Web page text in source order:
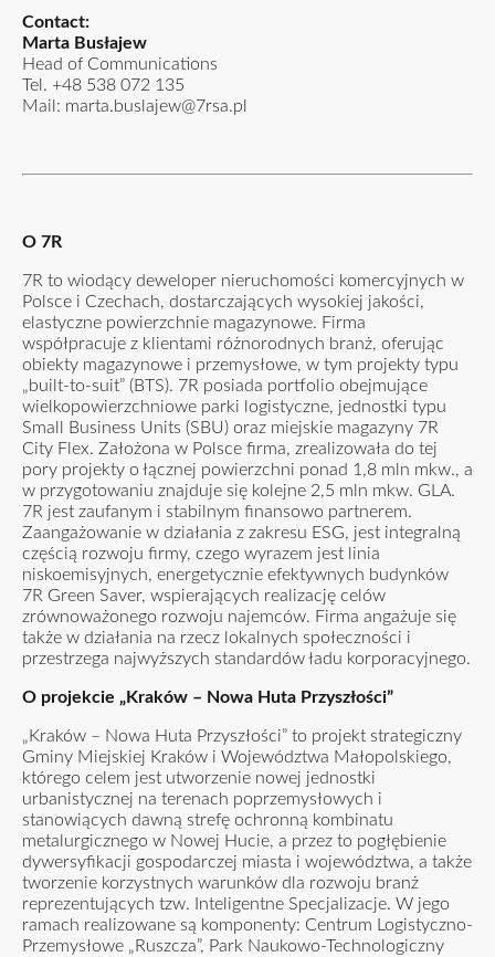
Contact:
Marta Busłajew
Head of Communications
Tel. +48 538 072 135
Mail: marta.buslajew@7rsa.pl
O 7R
7R to wiodący deweloper nieruchomości komercyjnych w
Polsce i Czechach, dostarczających wysokiej jakości,
elastyczne powierzchnie magazynowe. Firma
współpracuje z klientami różnorodnych branż, oferując
obiekty magazynowe i przemysłowe, w tym projekty typu
„built-to-suit” (BTS). 7R posiada portfolio obejmujące
wielkopowierzchniowe parki logistyczne, jednostki typu
Small Business Units (SBU) oraz miejskie magazyny 7R
City Flex. Założona w Polsce firma, zrealizowała do tej
pory projekty o łącznej powierzchni ponad 1,8 mln mkw., a
w przygotowaniu znajduje się kolejne 2,5 mln mkw. GLA.
7R jest zaufanym i stabilnym finansowo partnerem.
Zaangażowanie w działania z zakresu ESG, jest integralną
częścią rozwoju firmy, czego wyrazem jest linia
niskoemisyjnych, energetycznie efektywnych budynków
7R Green Saver, wspierających realizację celów
zrównoważonego rozwoju najemców. Firma angażuje się
także w działania na rzecz lokalnych społeczności i
przestrzega najwyższych standardów ładu korporacyjnego.
O projekcie „Kraków – Nowa Huta Przyszłości”
„Kraków – Nowa Huta Przyszłości” to projekt strategiczny
Gminy Miejskiej Kraków i Województwa Małopolskiego,
którego celem jest utworzenie nowej jednostki
urbanistycznej na terenach poprzemysłowych i
stanowiących dawną strefę ochronną kombinatu
metalurgicznego w Nowej Hucie, a przez to pogłębienie
dywersyfikacji gospodarczej miasta i województwa, a także
tworzenie korzystnych warunków dla rozwoju branż
reprezentujących tzw. Inteligentne Specjalizacje. W jego
ramach realizowane są komponenty: Centrum Logistyczno-
Przemysłowe „Ruszcza”, Park Naukowo-Technologiczny